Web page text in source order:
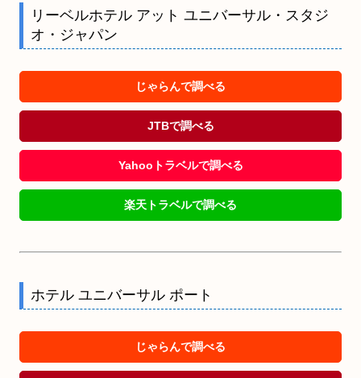
リーベルホテル アット ユニバーサル・スタジ
オ・ジャパン
じゃらんで調べる
JTBで調べる
Yahooトラベルで調べる
楽天トラベルで調べる
ホテル ユニバーサル ポート
じゃらんで調べる